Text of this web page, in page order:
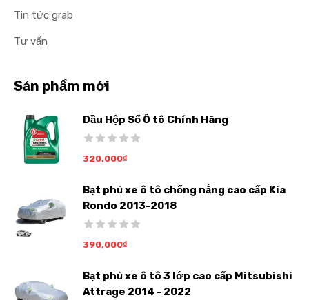
Tin tức grab
Tư vấn
Sản phẩm mới
Dầu Hộp Số Ô tô Chính Hãng
320,000₫
Bạt phủ xe ô tô chống nắng cao cấp Kia
Rondo 2013-2018
390,000₫
Bạt phủ xe ô tô 3 lớp cao cấp Mitsubishi
Attrage 2014 - 2022